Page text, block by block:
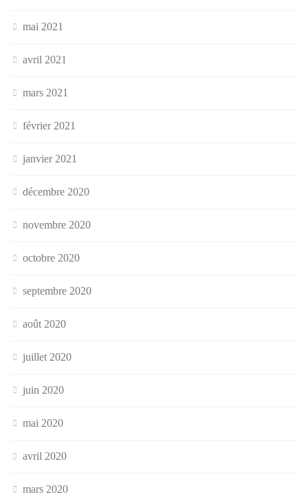
mai 2021
avril 2021
mars 2021
février 2021
janvier 2021
décembre 2020
novembre 2020
octobre 2020
septembre 2020
août 2020
juillet 2020
juin 2020
mai 2020
avril 2020
mars 2020